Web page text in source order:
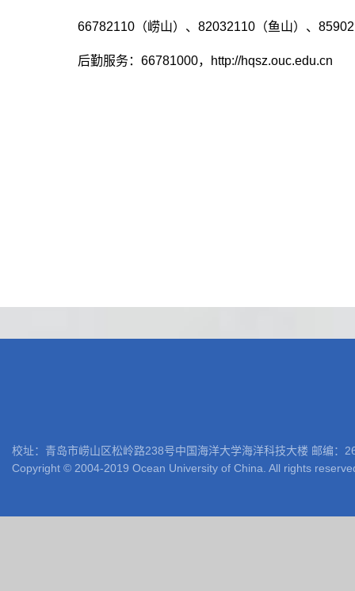
66782110 （崂山）、 82032110 （鱼山）、
后勤服务： 66781000， http://hqsz.ouc.edu.cn
校址：青岛市崂山区松岭路238号中国海洋大学海洋科技大楼 邮编
Copyright © 2004-2019 Ocean University of China. All rights